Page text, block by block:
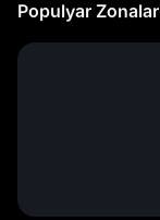
Populyar Zonalar